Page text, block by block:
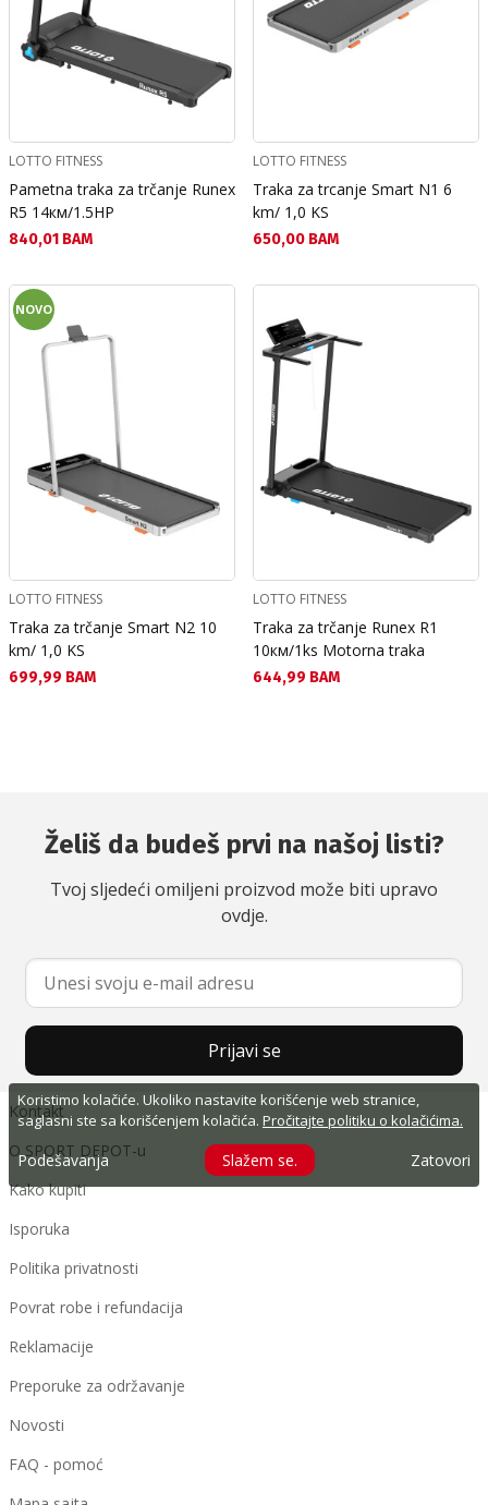
Koristimo kolačiće. Ukoliko nastavite korišćenje web stranice,
saglasni ste sa korišćenjem kolačića. Pročitajte politiku o kolačićima.
Podešavanja Slažem se. Zatovori
LOTTO FITNESS
Pametna traka za trčanje Runex
R5 14км/1.5HP
Текуща цена:
840,01 BAM
LOTTO FITNESS
Traka za trcanje Smart N1 6
km/ 1,0 KS
Текуща цена:
650,00 BAM
NOVO
LOTTO FITNESS
Traka za trčanje Smart N2 10
km/ 1,0 KS
Текуща цена:
699,99 BAM
LOTTO FITNESS
Traka za trčanje Runex R1
10км/1ks Motorna traka
Текуща цена:
644,99 BAM
Želiš da budeš prvi na našoj listi?
Tvoj sljedeći omiljeni proizvod može biti upravo
ovdje.
Prijavi se
Kontakt
O SPORT DEPOT-u
Kako kupiti
Isporuka
Politika privatnosti
Povrat robe i refundacija
Reklamacije
Preporuke za održavanje
Novosti
FAQ - pomoć